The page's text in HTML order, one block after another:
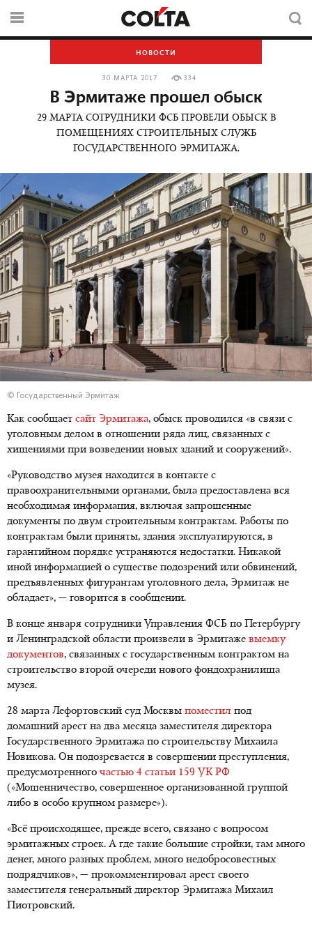
НОВОСТИ
30 МАРТА 2017 334
В Эрмитаже прошел обыск
29 МАРТА СОТРУДНИКИ ФСБ ПРОВЕЛИ ОБЫСК В
ПОМЕЩЕНИЯХ СТРОИТЕЛЬНЫХ СЛУЖБ
ГОСУДАРСТВЕННОГО ЭРМИТАЖА.
© Государственный Эрмитаж
Как сообщает сайт Эрмитажа, обыск проводился «в связи с
уголовным делом в отношении ряда лиц, связанных с
хищениями при возведении новых зданий и сооружений».
«Руководство музея находится в контакте с
правоохранительными органами, была предоставлена вся
необходимая информация, включая запрошенные
документы по двум строительным контрактам. Работы по
контрактам были приняты, здания эксплуатируются, в
гарантийном порядке устраняются недостатки. Никакой
иной информацией о существе подозрений или обвинений,
предъявленных фигурантам уголовного дела, Эрмитаж не
обладает», — говорится в сообщении.
В конце января сотрудники Управления ФСБ по Петербургу
и Ленинградской области произвели в Эрмитаже выемку
документов, связанных с государственным контрактом на
строительство второй очереди нового фондохранилища
музея.
28 марта Лефортовский суд Москвы поместил под
домашний арест на два месяца заместителя директора
Государственного Эрмитажа по строительству Михаила
Новикова. Он подозревается в совершении преступления,
предусмотренного частью 4 статьи 159 УК РФ
(«Мошенничество, совершенное организованной группой
либо в особо крупном размере»).
«Всё происходящее, прежде всего, связано с вопросом
эрмитажных строек. А где такие большие стройки, там много
денег, много разных проблем, много недобросовестных
подрядчиков», — прокомментировал арест своего
заместителя генеральный директор Эрмитажа Михаил
Пиотровский.